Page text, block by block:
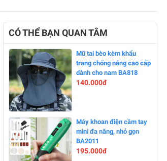
CÓ THỂ BẠN QUAN TÂM
-20%
Mũ tai bèo kèm khẩu
trang chống nắng cao cấp
dành cho nam BA818
140.000đ
Máy khoan điện cầm tay
mini đa năng, nhỏ gọn
BA2011
195.000đ